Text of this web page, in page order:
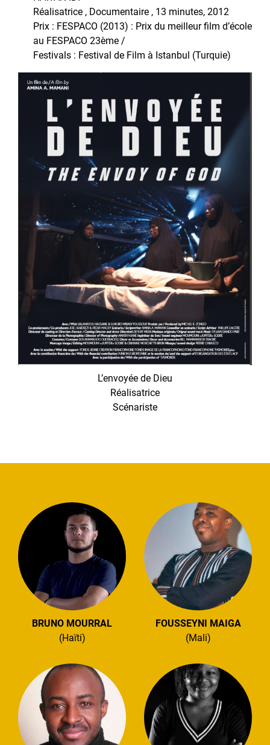
Réalisatrice , Documentaire , 13 minutes, 2012
Prix : FESPACO (2013) : Prix du meilleur film d’école
au FESPACO 23ème /
Festivals : Festival de Film à Istanbul (Turquie)
L’envoyée de Dieu
Réalisatrice
Scénariste
BRUNO MOURRAL
(Haïti)
FOUSSEYNI MAIGA
(Mali)